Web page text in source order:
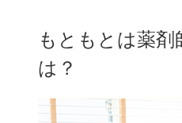
もともとは薬
は？